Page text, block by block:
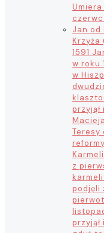
Jan od
Krzyża
1591
w roku
w
przyjął
Teresy
z
podjęli
przyjął